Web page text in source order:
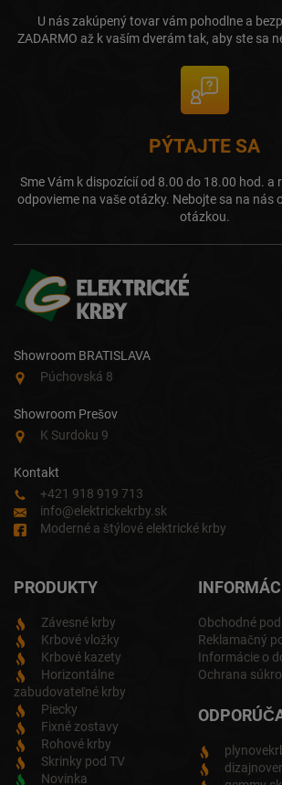
U nás zakúpený tovar vám pohodlne a
ZADARMO až k vaším dverám tak, aby ste sa
PÝTAJTE SA
Sme Vám k dispozícií od 8.00 do 18.00 hod. a
odpovieme na vaše otázky. Nebojte sa na nás
otázkou.
Showroom BRATISLAVA
Púchovská 8
Showroom Prešov
K Surdoku 9
Kontakt
+421 918 919 713
info@elektrickekrby.sk
Moderné a štýlové elektrické krby
PRODUKTY
Závesné krby
Krbové vložky
Krbové kazety
Horizontálne
zabudovateľné krby
Piecky
Fixné zostavy
Rohové krby
Skrinky pod TV
Novinka
Obchodné
Reklamačný
Informácie o
Ochrana